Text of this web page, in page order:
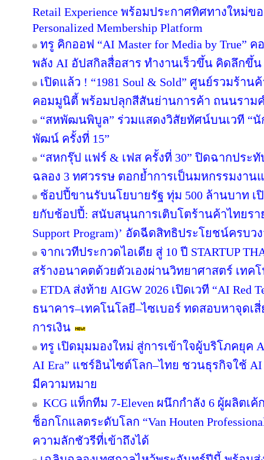
Retail Experience พร้อมประกาศทิศทางใหม่ขอ
Personalized Membership Platform
ทรู คิกออฟ “AI Master for Media by True”
พลัง AI อัปสกิลสื่อสาร ทำงานเร็วขึ้น คิดลึกขึ้
เปิดแล้ว ! “1981 Soul & Sold” ศูนย์รวมร้
คอมมูนิตี้ พร้อมปลุกสีสันย่านการค้า ถนนราม
“สหพัฒนพิบูล” ร่วมแสดงวิสัยทัศน์บนเวที “
พัฒน์ ครั้งที่ 15”
“สหกรุ๊ป แฟร์ & เฟส ครั้งที่ 30” ปิดฉากประ
ฉลอง 3 ทศวรรษ ตอกย้ำการเป็นมหกรรมงา
ช้อปปี้ขานรับนโยบายรัฐ ทุ่ม 500 ล้านบาท เ
ยกับช้อปปี้: สนับสนุนการเติบโตร้านค้าไทยรา
Support Program)’ อัดฉีดสิทธิประโยชน์ครบว
จากเวทีประกวดไอเดีย สู่ 10 ปี STARTUP
สร้างอนาคตด้วยตัวเองผ่านวิทยาศาสตร์ เทค
ETDA ส่งท้าย AIGW 2026 เปิดเวที “AI Red
ธนาคาร–เทคโนโลยี–ไซเบอร์ ทดสอบหาจุดเ
การเงิน
ทรู เปิดมุมมองใหม่ สู่การเข้าใจผู้บริโภคยุค
AI Era” แชร์อินไซต์โลก–ไทย ชวนธุรกิจใช้
มีความหมาย
KCG แท็กทีม 7-Eleven ผนึกกำลัง 6 ผู้ผลิตเ
ช็อกโกแลตระดับโลก “Van Houten
ความลักชัวรีที่เข้าถึงได้